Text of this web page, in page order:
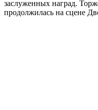
заслуженных наград.
продолжилась на сцене